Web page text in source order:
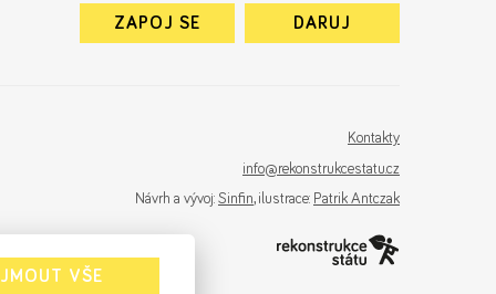
ZAPOJ SE DARUJ
Kontakty
info@rekonstrukcestatu.cz
Návrh a vývoj: Sinfin, ilustrace: Patrik Antczak
VŠE